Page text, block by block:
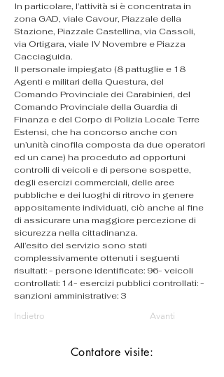
In particolare, l’attività si è concentrata in
zona GAD, viale Cavour, Piazzale della
Stazione, Piazzale Castellina, via Cassoli,
via Ortigara, viale IV Novembre e Piazza
Cacciaguida.
Il personale impiegato (8 pattuglie e 18
Agenti e militari della Questura, del
Comando Provinciale dei Carabinieri, del
Comando Provinciale della Guardia di
Finanza e del Corpo di Polizia Locale Terre
Estensi, che ha concorso anche con
un’unità cinofila composta da due operatori
ed un cane) ha proceduto ad opportuni
controlli di veicoli e di persone sospette,
degli esercizi commerciali, delle aree
pubbliche e dei luoghi di ritrovo in genere
appositamente individuati, ciò anche al fine
di assicurare una maggiore percezione di
sicurezza nella cittadinanza.
All’esito del servizio sono stati
complessivamente ottenuti i seguenti
risultati: - persone identificate: 96- veicoli
controllati: 14- esercizi pubblici controllati: -
sanzioni amministrative: 3
Indietro Avanti
Contatore visite: